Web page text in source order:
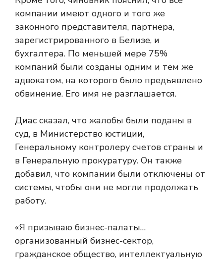
компании имеют одного и того же
законного представителя, партнера,
зарегистрированного в Белизе, и
бухгалтера. По меньшей мере 75%
компаний были созданы одним и тем же
адвокатом, на которого было предъявлено
обвинение. Его имя не разглашается.
Диас сказал, что жалобы были поданы в
суд, в Министерство юстиции,
Генеральному контролеру счетов страны и
в Генеральную прокуратуру. Он также
добавил, что компании были отключены от
системы, чтобы они не могли продолжать
работу.
«Я призываю бизнес-палаты…
организованный бизнес-сектор,
гражданское общество, интеллектуальную